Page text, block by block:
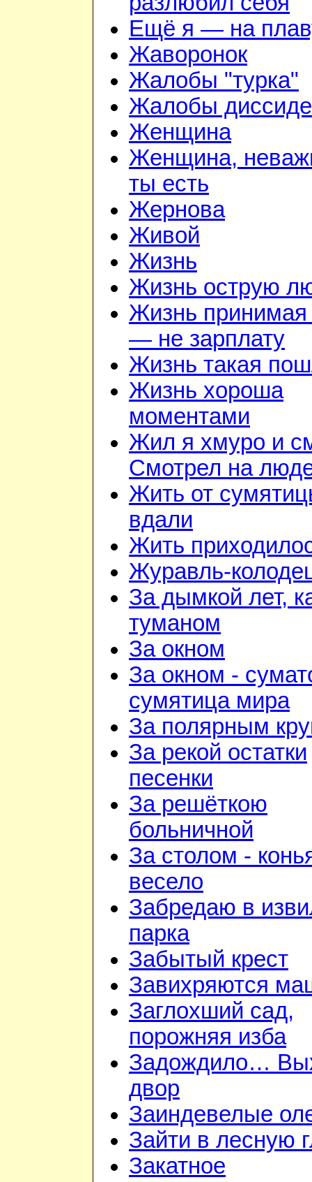
Ещё я — на
Жаворонок
Жалобы "турка"
Жалобы
Женщина
Женщина,
ты есть
Жернова
Живой
Жизнь
Жизнь острую
Жизнь принимая
— не зарплату
Жизнь такая
Жизнь хороша
моментами
Жил я хмуро и
Смотрел на
Жить от
вдали
Жить
Журавль-
За дымкой лет,
туманом
За окном
За окном -
сумятица мира
За полярным
За рекой остатки
песенки
За решёткою
больничной
За столом -
весело
Забредаю в
парка
Забытый крест
Завихряются
Заглохший сад,
порожняя изба
Задождило…
двор
Заиндевелые
Зайти в лесную
Закатное